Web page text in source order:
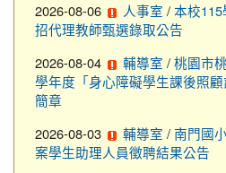
2026-08-06 人事室 / 本校115
招代理教師甄選錄取公告
2026-08-04 輔導室 / 桃園市
學年度「身心障礙學生課後照
簡章
2026-08-03 輔導室 / 南門國
案學生助理人員徵聘結果公告